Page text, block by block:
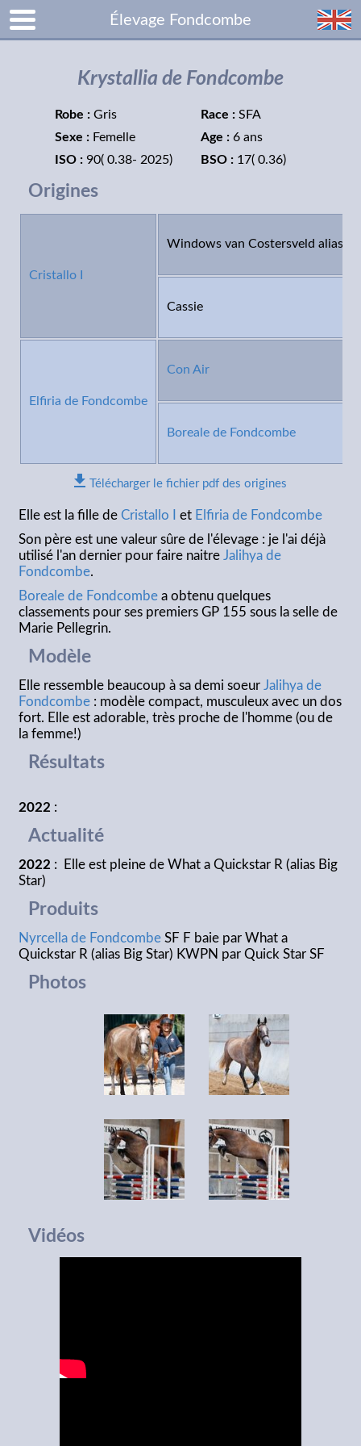
Krystallia de Fondcombe
Robe : Gris Race : SFA
Sexe : Femelle Age : 6 ans
ISO : 90( 0.38- 2025) BSO : 17( 0.36)
Origines
Cristallo I
Windows van Costersveld alias
Cassie
Elfiria de Fondcombe
Con Air
Boreale de Fondcombe
Télécharger le fichier pdf des origines
Elle est la fille de Cristallo I et Elfiria de Fondcombe
Son père est une valeur sûre de l'élevage : je l'ai déjà
utilisé l'an dernier pour faire naitre Jalihya de
Fondcombe.
Boreale de Fondcombe a obtenu quelques
classements pour ses premiers GP 155 sous la selle de
Marie Pellegrin.
Modèle
Elle ressemble beaucoup à sa demi soeur Jalihya de
Fondcombe : modèle compact, musculeux avec un dos
fort. Elle est adorable, très proche de l'homme (ou de
la femme!)
Résultats
2022 :
Actualité
2022 : Elle est pleine de What a Quickstar R (alias Big
Star)
Produits
Nyrcella de Fondcombe SF F baie par What a
Quickstar R (alias Big Star) KWPN par Quick Star SF
Photos
Vidéos
Élevage Fondcombe